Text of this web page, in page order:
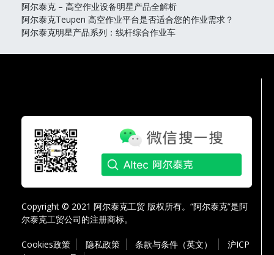
阿尔泰克 – 高空作业设备明星产品全解析
阿尔泰克Teupen 高空作业平台是否适合您的作业需求？
阿尔泰克明星产品系列：线杆综合作业车
Copyright © 2021 阿尔泰克工贸 版权所有。“阿尔泰克”是阿
尔泰克工贸公司的注册商标。
Cookies政策 隐私政策 条款与条件（英文）
沪ICP